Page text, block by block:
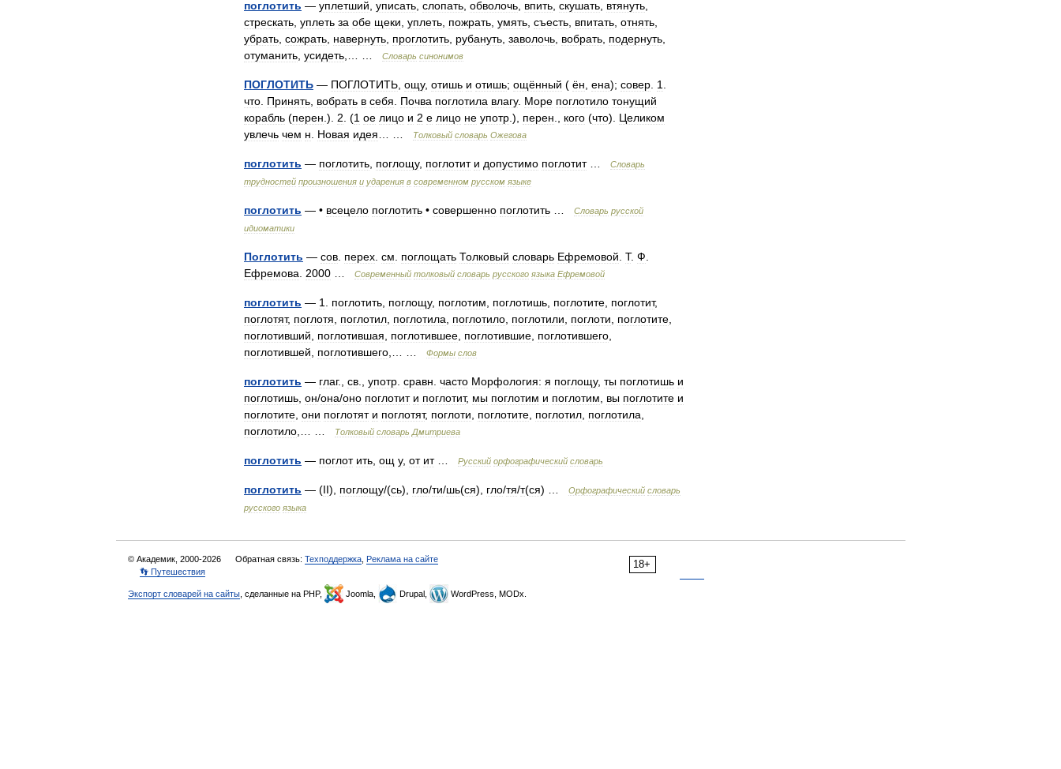
поглотить — уплетший уписать слопать обволочь впить скушать втянуть
стрескать уплеть за обе щеки уплеть пожрать умять съесть впитать отнять
убрать сожрать навернуть проглотить рубануть заволочь вобрать подернуть
отуманить усидеть Словарь синонимов
ПОГЛОТИТЬ — ПОГЛОТИТЬ ощу, отишь и отишь; ощённый ( ён ена); совер 1
что Принять вобрать в себя Почва поглотила влагу. Море поглотило тонущий
корабль (перен .). 2 . (1 ое лицо и 2 е лицо не употр .), перен кого (что). Целиком
увлечь чем н Новая идея Толковый словарь Ожегова
поглотить — поглотить поглощу, поглотит и допустимо поглотит…
Словарь
трудностей произношения и ударения в современном русском языке
поглотить — • всецело поглотить • совершенно поглотить Словарь русской
идиоматики
Поглотить — сов перех см поглощать Толковый словарь Ефремовой Т. Ф
Ефремова
2000 Современный толковый словарь русского языка Ефремовой
поглотить — 1 поглотить поглощу, поглотим поглотишь поглотите поглотит,
поглотят, поглотя поглотил поглотила поглотило поглотили поглоти поглотите
поглотивший
поглотившая поглотившее поглотившие поглотившего
поглотившей
поглотившего Формы слов
поглотить — глаг., св употр сравн часто Морфология: я поглощу, ты поглотишь и
поглотишь он/она/оно поглотит и поглотит, мы поглотим и поглотим вы поглотите и
поглотите они поглотят и поглотят, поглоти поглотите поглотил поглотила
поглотило
Толковый словарь Дмитриева
поглотить — поглот ить ощ у, от ит… Русский орфографический словарь
поглотить — (II), поглощу/(сь), гло/ти/шь(ся), гло/тя/т(ся) … Орфографический словарь
русского языка
18+
© Академик, 2000-2026 Обратная связь: Техподдержка Реклама на сайте
👣 Путешествия
Экспорт словарей на сайты , сделанные на PHP, Joomla, Drupal, WordPress, MODx.